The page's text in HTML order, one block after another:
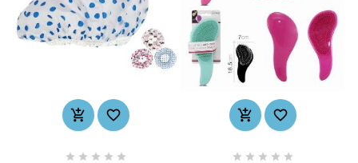
 
    
 
    